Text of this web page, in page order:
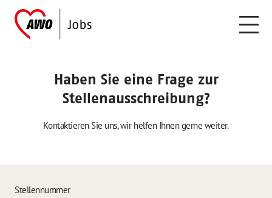
Haben Sie eine Frage zur
Stellenausschreibung?
Kontaktieren Sie uns, wir helfen Ihnen gerne weiter.
Stellennummer